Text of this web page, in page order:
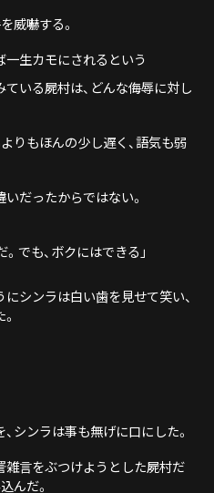
威嚇する。
生カモにされるという
いる屍村は、どんな侮辱に対し
りもほんの少し遅く、語気も弱
だったからではない。
でも、ボクにはできる」
シンラは白い歯を見せて笑い、
シンラは事も無げに口にした。
言をぶつけようとした屍村だ
んだ。